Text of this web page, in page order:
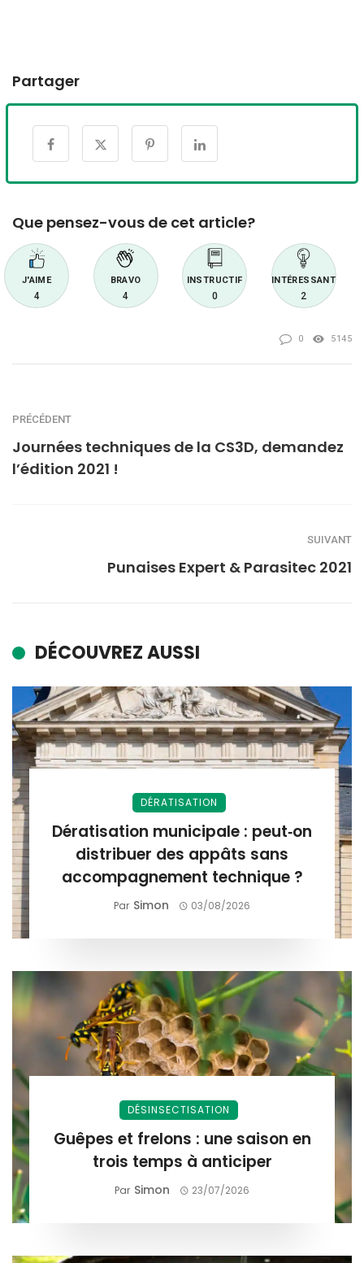
Partager
Que pensez-vous de cet article?
J'AIME
4
BRAVO
4
INSTRUCTIF
0
INTÉRESSANT
2
0 5145
PRÉCÉDENT
Journées techniques de la CS3D, demandez
l’édition 2021 !
SUIVANT
Punaises Expert & Parasitec 2021
DÉCOUVREZ AUSSI
DÉRATISATION
Dératisation municipale : peut‑on
distribuer des appâts sans
accompagnement technique ?
Par Simon 03/08/2026
DÉSINSECTISATION
Guêpes et frelons : une saison en
trois temps à anticiper
Par Simon 23/07/2026